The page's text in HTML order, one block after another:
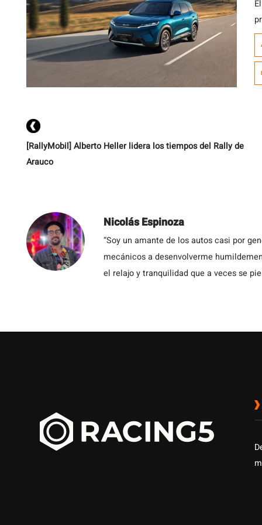
[RallyMobil] Alberto Heller lidera los tiempos del Rally de
Arauco
Nicolás Espinoza
“Soy un amante de los autos casi por
mecánicos a desenvolverme
el relajo y tranquilidad que a veces se